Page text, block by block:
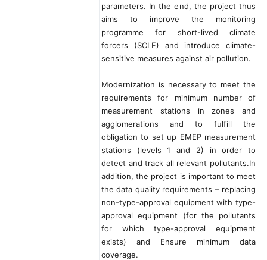
parameters. In the end, the project thus
aims to improve the monitoring
programme for short-lived climate
forcers (SCLF) and introduce climate-
sensitive measures against air pollution.
Modernization is necessary to meet the
requirements for minimum number of
measurement stations in zones and
agglomerations and to fulfill the
obligation to set up EMEP measurement
stations (levels 1 and 2) in order to
detect and track all relevant pollutants.In
addition, the project is important to meet
the data quality requirements – replacing
non-type-approval equipment with type-
approval equipment (for the pollutants
for which type-approval equipment
exists) and Ensure minimum data
coverage.